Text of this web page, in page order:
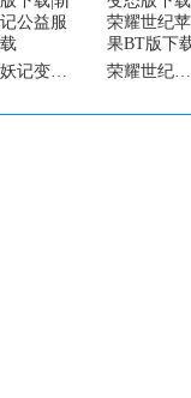
斩妖记变态版下载|斩妖记公益服下载 荣耀世纪变态版下载|荣耀世纪苹果BT版下载